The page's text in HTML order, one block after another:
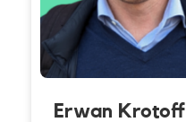
Erwan Krotoff